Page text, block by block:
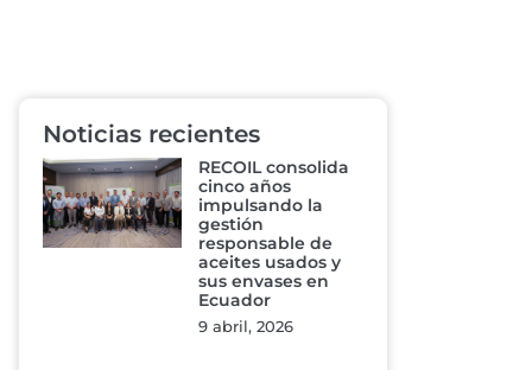
Noticias recientes
RECOIL consolida
cinco años
impulsando la
gestión
responsable de
aceites usados y
sus envases en
Ecuador
9 abril, 2026